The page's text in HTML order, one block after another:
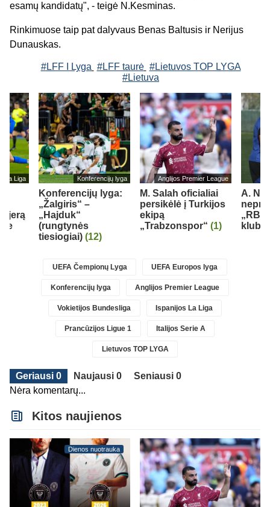
esamų kandidatų", - teigė N.Kesminas.
Rinkimuose taip pat dalyvaus Benas Baltusis ir Nerijus
Dunauskas.
#LFF I Lyga #LFF taurė #Lietuvos TOP LYGA
#Lietuva
La Liga Konferencijų lyga
Konferencijų lyga:
„Žalgiris“ –
„Hajduk“
(rungtynės
tiesiogiai) (12)
Anglijos Premier League
M. Salah oficialiai
persikėlė į Turkijos
ekipą
„Trabzonspor“ (1)
A.
„RB
UEFA Čempionų Lyga UEFA Europos lyga
Konferencijų lyga Anglijos Premier League
Vokietijos Bundesliga Ispanijos La Liga
Prancūzijos Ligue 1 Italijos Serie A
Lietuvos TOP LYGA
Geriausi 0 Naujausi 0
Seniausi 0
Nėra komentarų...
Kitos naujienos
Dienos nuotrauka